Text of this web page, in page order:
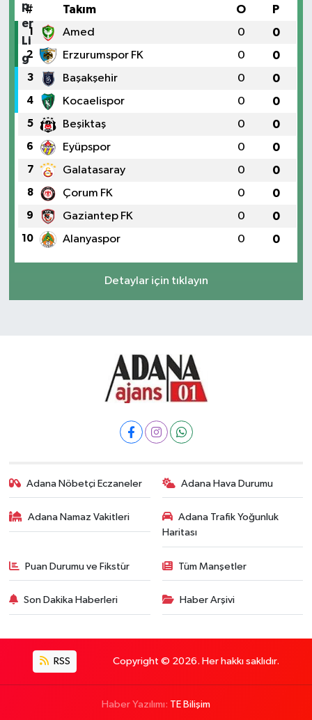
# Takım O P
1 Amed 0 0
2 Erzurumspor FK 0 0
3 Başakşehir 0 0
4 Kocaelispor 0 0
5 Beşiktaş 0 0
6 Eyüpspor 0 0
7 Galatasaray 0 0
8 Çorum FK 0 0
9 Gaziantep FK 0 0
10 Alanyaspor 0 0
Detaylar için tıklayın
Adana Nöbetçi Eczaneler Adana Hava Durumu
Adana Namaz Vakitleri
Adana Trafik Yoğunluk
Haritası
Puan Durumu ve Fikstür Tüm Manşetler
Son Dakika Haberleri Haber Arşivi
RSS Copyright © 2026. Her hakkı saklıdır.
Haber Yazılımı: TE Bilişim